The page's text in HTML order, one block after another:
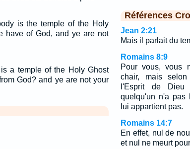
is the temple of the Holy
have of God, and ye are not
a temple of the Holy Ghost
God? and ye are not your
Références
Jean 2:21
Mais il parlait du
Romains 8:9
Pour vous, vous
chair, mais
l'Esprit de
quelqu'un n'a pas
lui appartient pas.
Romains 14:7
En effet, nul de
et nul ne meurt